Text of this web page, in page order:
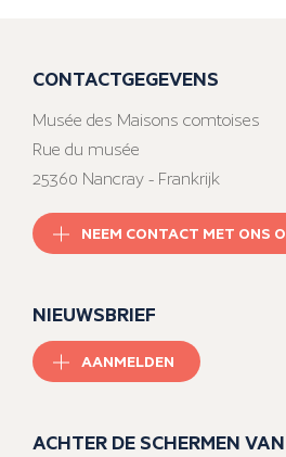
CONTACTGEGEVENS
Musée des Maisons comtoises
Rue du musée
25360 Nancray - Frankrijk
NEEM CONTACT MET ONS
NIEUWSBRIEF
AANMELDEN
ACHTER DE SCHERMEN